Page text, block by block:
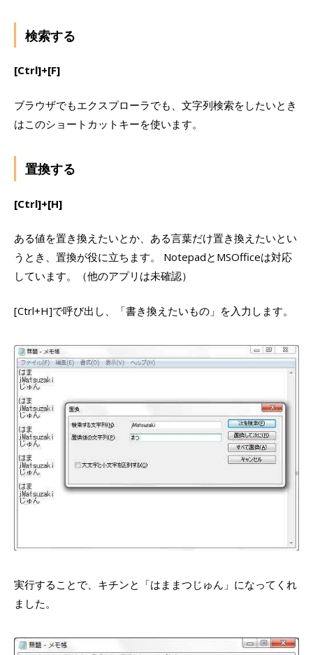
検索する
[Ctrl]+[F]
ブラウザでもエクスプローラでも、文字列検索をしたいとき
はこのショートカットキーを使います。
置換する
[Ctrl]+[H]
ある値を置き換えたいとか、ある言葉だけ置き換えたいとい
うとき、置換が役に立ちます。 NotepadとMSOfficeは対応
しています。（他のアプリは未確認）
[Ctrl+H]で呼び出し、「書き換えたいもの」を入力します。
実行することで、キチンと「はままつじゅん」になってくれ
ました。